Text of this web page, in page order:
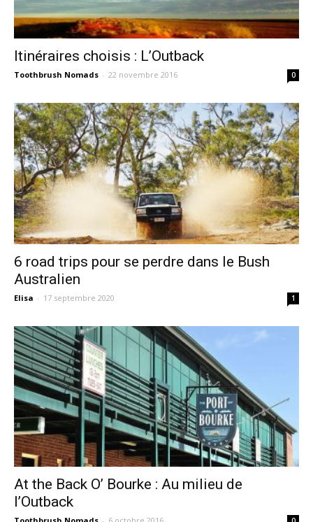
Itinéraires choisis : L’Outback
Toothbrush Nomads - 22 novembre 2016 0
6 road trips pour se perdre dans le Bush
Australien
Elisa - 17 septembre 2020 1
At the Back O’ Bourke : Au milieu de
l’Outback